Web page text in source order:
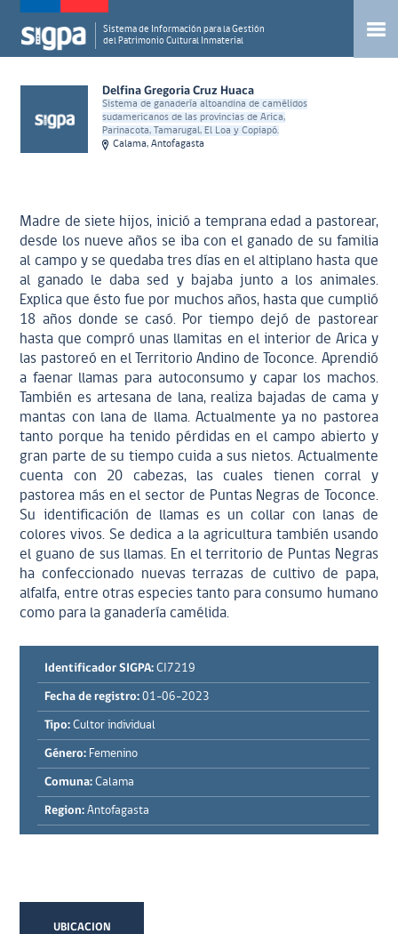
Sistema de Información para la Gestión
del Patrimonio Cultural Inmaterial
Delfina Gregoria Cruz Huaca
Sistema de ganadería altoandina de camélidos
sudamericanos de las provincias de Arica,
Parinacota, Tamarugal, El Loa y Copiapó.
Calama, Antofagasta
Madre de siete hijos, inició a temprana edad a pastorear,
desde los nueve años se iba con el ganado de su familia
al campo y se quedaba tres días en el altiplano hasta que
al ganado le daba sed y bajaba junto a los animales.
Explica que ésto fue por muchos años, hasta que cumplió
18 años donde se casó. Por tiempo dejó de pastorear
hasta que compró unas llamitas en el interior de Arica y
las pastoreó en el Territorio Andino de Toconce. Aprendió
a faenar llamas para autoconsumo y capar los machos.
También es artesana de lana, realiza bajadas de cama y
mantas con lana de llama. Actualmente ya no pastorea
tanto porque ha tenido pérdidas en el campo abierto y
gran parte de su tiempo cuida a sus nietos. Actualmente
cuenta con 20 cabezas, las cuales tienen corral y
pastorea más en el sector de Puntas Negras de Toconce.
Su identificación de llamas es un collar con lanas de
colores vivos. Se dedica a la agricultura también usando
el guano de sus llamas. En el territorio de Puntas Negras
ha confeccionado nuevas terrazas de cultivo de papa,
alfalfa, entre otras especies tanto para consumo humano
como para la ganadería camélida.
Identificador SIGPA: CI7219
Fecha de registro: 01-06-2023
Tipo: Cultor individual
Género: Femenino
Comuna: Calama
Region: Antofagasta
UBICACION